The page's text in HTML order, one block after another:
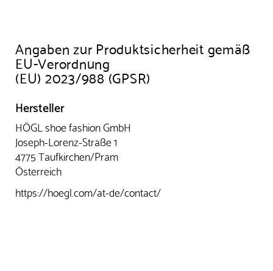
Angaben zur Produktsicherheit gemäß
EU-Verordnung
(EU) 2023/988 (GPSR)
Hersteller
HÖGL shoe fashion GmbH
Joseph-Lorenz-Straße 1
4775 Taufkirchen/Pram
Österreich
https://hoegl.com/at-de/contact/